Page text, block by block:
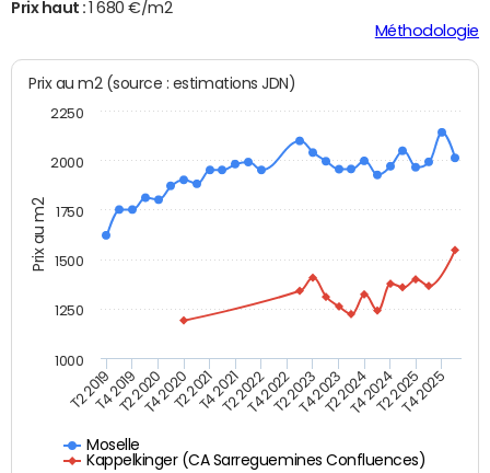
Prix haut :1 680 €/m2
Méthodologie
Prix au m2
Prix au m2 (source : estimations JDN)
Moselle
Kappelkinger (CA Sarreguemines Confluences)
T2 2019T4 2019T2 2020T4 2020T2 2021T4 2021T2 2022T4 2022T2 2023T4 2023T2 2024T4 2024T2 2025T4 2025
1000
1250
1500
1750
2000
2250